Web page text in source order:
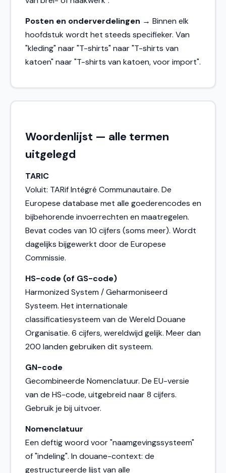
Posten en onderverdelingen → Binnen elk
hoofdstuk wordt het steeds specifieker. Van
"kleding" naar "T-shirts" naar "T-shirts van
katoen" naar "T-shirts van katoen, voor import".
Woordenlijst — alle termen
uitgelegd
TARIC
Voluit: TARif Intégré Communautaire. De
Europese database met alle goederencodes en
bijbehorende invoerrechten en maatregelen.
Bevat codes van 10 cijfers (soms meer). Wordt
dagelijks bijgewerkt door de Europese
Commissie.
HS-code (of GS-code)
Harmonized System / Geharmoniseerd
Systeem. Het internationale
classificatiesysteem van de Wereld Douane
Organisatie. 6 cijfers, wereldwijd gelijk. Meer dan
200 landen gebruiken dit systeem.
GN-code
Gecombineerde Nomenclatuur. De EU-versie
van de HS-code, uitgebreid naar 8 cijfers.
Gebruik je bij uitvoer.
Nomenclatuur
Een deftig woord voor "naamgevingssysteem"
of "indeling". In douane-context: de
gestructureerde lijst van alle